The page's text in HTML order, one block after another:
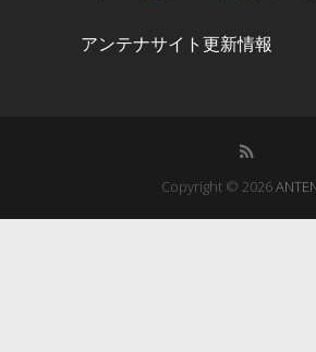
アンテナサイト更新情報
Copyright © 2026